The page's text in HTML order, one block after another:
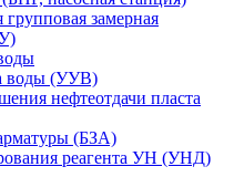
групповая замерная
воды (УУВ)
нефтеотдачи пласта
(БЗА)
реагента УН (УНД)